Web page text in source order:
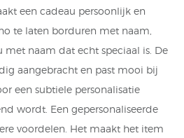
een cadeau persoonlijk en
te laten borduren met naam,
met naam dat echt speciaal is. De
aangebracht en past mooi bij
een subtiele personalisatie
wordt. Een gepersonaliseerde
voordelen. Het maakt het item